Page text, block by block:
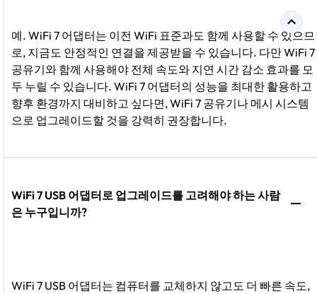
예. WiFi 7 어댑터는 이전 WiFi 표준과도 함께 사용할 수 있으므
로, 지금도 안정적인 연결을 제공받을 수 있습니다. 다만 WiFi 7
공유기와 함께 사용해야 전체 속도와 지연 시간 감소 효과를 모
두 누릴 수 있습니다. WiFi 7 어댑터의 성능을 최대한 활용하고
향후 환경까지 대비하고 싶다면, WiFi 7 공유기나 메시 시스템
으로 업그레이드할 것을 강력히 권장합니다.
WiFi 7 USB 어댑터로 업그레이드를 고려해야 하는 사람
은 누구입니까?
WiFi 7 USB 어댑터는 컴퓨터를 교체하지 않고도 더 빠른 속도,